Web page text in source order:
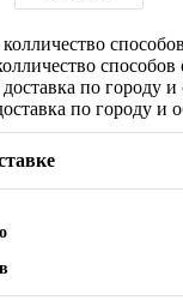
способов
по городу и